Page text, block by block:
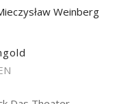
Weinberg